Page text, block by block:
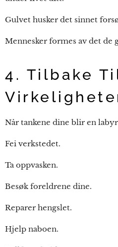
Gulvet husker det sinnet
Mennesker formes av det
4. Tilbake
Når tankene dine blir en
Fei verkstedet.
Ta oppvasken.
Besøk foreldrene dine.
Reparer hengslet.
Hjelp naboen.